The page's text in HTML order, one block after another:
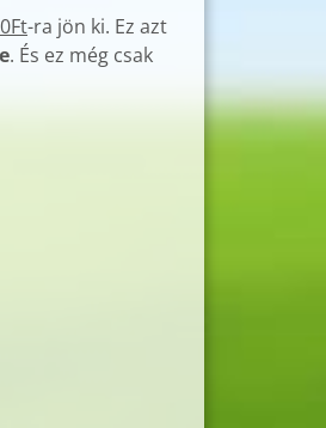
-ra jön ki. Ez azt
. És ez még csak